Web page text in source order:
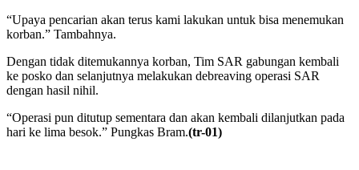
“Upaya pencarian akan terus kami lakukan untuk bisa menemukan
korban.” Tambahnya.
Dengan tidak ditemukannya korban, Tim SAR gabungan kembali
ke posko dan selanjutnya melakukan debreaving operasi SAR
dengan hasil nihil.
“Operasi pun ditutup sementara dan akan kembali dilanjutkan pada
hari ke lima besok.” Pungkas Bram.(tr-01)